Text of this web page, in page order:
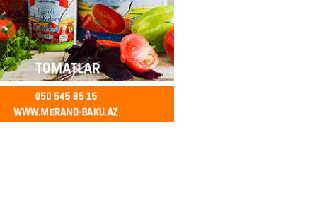
- 15:15 149
bu silahı verməkdən
ABŞ-ın özünün bu raketlərə
- 15:00